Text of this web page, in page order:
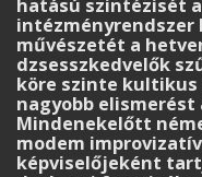
hatású szintézisét
intézményrendszer
művészetét a
dzsesszkedvelők
köre szinte
nagyobb
Mindenekelőtt
modem
képviselőjeként